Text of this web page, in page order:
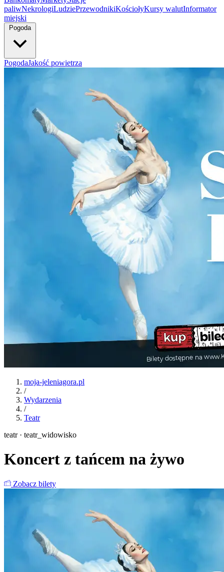
paliwNekrologiLudziePrzewodnikiKościołyKursy walutInformator
miejski
Pogoda
PogodaJakość powietrza
moja-jeleniagora.pl
/
Wydarzenia
/
Teatr
teatr · teatr_widowisko
Koncert z tańcem na żywo
Zobacz bilety